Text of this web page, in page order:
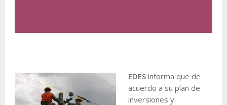
EDESinforma que de
acuerdo a su plan de
inversiones y